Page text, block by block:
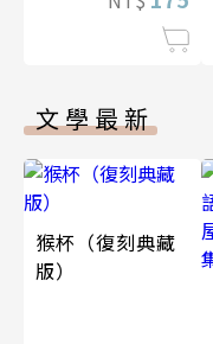
文學最新
猴杯（復刻典藏
版）